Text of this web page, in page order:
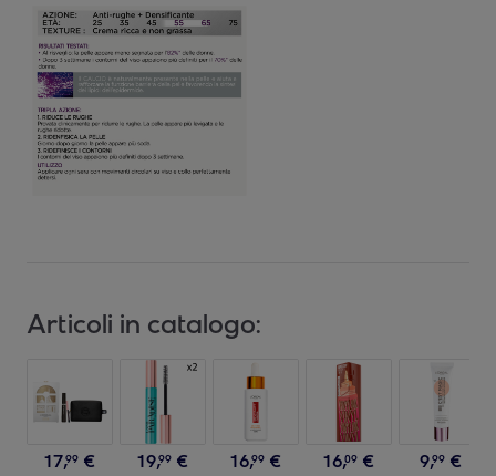
Articoli in catalogo:
17,99 € 19,99 € 16,99 € 16,09 € 9,99 €